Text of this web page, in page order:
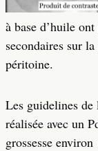
à base d’huile
secondaires sur
péritoine.
Les guidelines de
réalisée avec un
grossesse